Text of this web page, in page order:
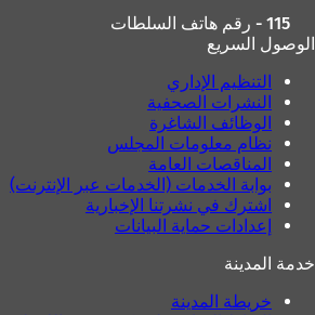
115 - رقم هاتف السلطات
الوصول السريع
التنظيم الإداري
النشرات الصحفية
الوظائف الشاغرة
نظام معلومات المجلس
المناقصات العامة
بوابة الخدمات (الخدمات عبر الإنترنت)
اشترك في نشرتنا الإخبارية
إعدادات حماية البيانات
خدمة المدينة
خريطة المدينة